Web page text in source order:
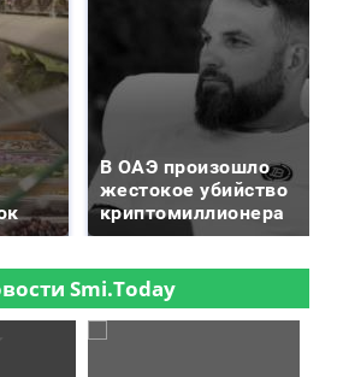
В ОАЭ произошло
жестокое убийство
криптомиллионера